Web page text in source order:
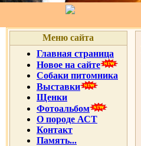
Меню сайта
Главная страница
Новое на сайте
Собаки питомника
Выставки
Щенки
Фотоальбом
О породе АСТ
Контакт
Память...